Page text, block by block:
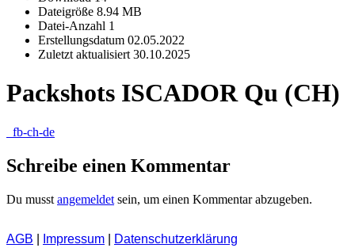
Dateigröße 8.94 MB
Datei-Anzahl 1
Erstellungsdatum 02.05.2022
Zuletzt aktualisiert 30.10.2025
Packshots ISCADOR Qu (CH)
fb-ch-de
Schreibe einen Kommentar
Du musst angemeldet sein, um einen Kommentar abzugeben.
AGB Impressum
Datenschutzerklärung